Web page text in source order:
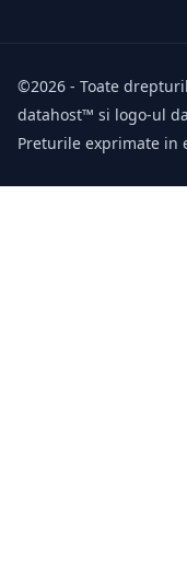
©2026 - Toate
datahost™ si logo-ul
Preturile exprimate in